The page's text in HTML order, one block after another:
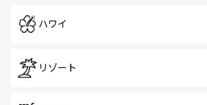
ハワイ
リゾート